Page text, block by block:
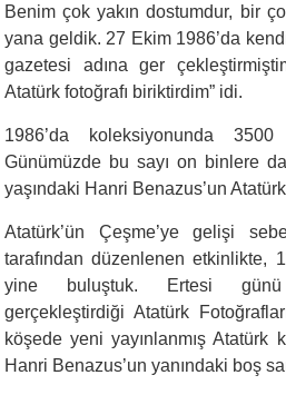
Benim çok yakın dostumdur, bir
yana geldik. 27 Ekim 1986’da
gazetesi adına ger
Atatürk fotoğrafı biriktirdim” idi.
1986’da koleksiyonunda 3500
Günümüzde bu sayı on binlere
yaşındaki Hanri Benazus’un
Atatürk’ün Çeşme’ye gelişi
tarafından düzenlenen etkinlikte,
yine buluştuk. Ertesi günü
gerçekleştirdiği Atatürk
köşede yeni yayınlanmış Atatürk
Hanri Benazus’un yanındaki boş